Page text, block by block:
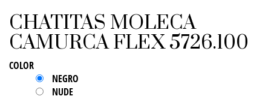
CHATITAS MOLECA
CAMURCA FLEX 5726.100
COLOR
NEGRO
NUDE